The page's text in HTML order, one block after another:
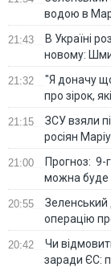
водою в
21:43
В Україні
новому:
21:32
"Я доначу
про зірок,
21:15
ЗСУ взяли
росіян
21:00
Прогноз: 9-
можна буде
20:55
Зеленський
операцію
20:42
Чи
заради ЄС: